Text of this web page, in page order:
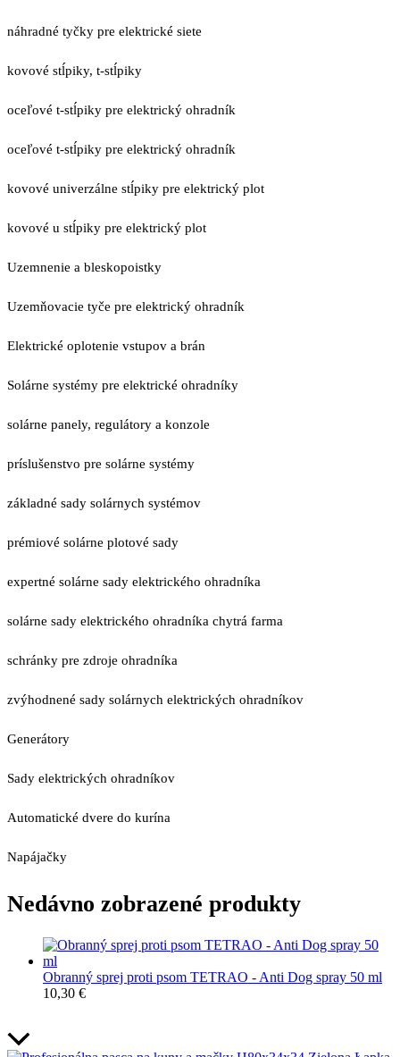
náhradné tyčky pre elektrické siete
kovové stĺpiky, t-stĺpiky
oceľové t-stĺpiky pre elektrický ohradník
oceľové t-stĺpiky pre elektrický ohradník
kovové univerzálne stĺpiky pre elektrický plot
kovové u stĺpiky pre elektrický plot
Uzemnenie a bleskopoistky
Uzemňovacie tyče pre elektrický ohradník
Elektrické oplotenie vstupov a brán
Solárne systémy pre elektrické ohradníky
solárne panely, regulátory a konzole
príslušenstvo pre solárne systémy
základné sady solárnych systémov
prémiové solárne plotové sady
expertné solárne sady elektrického ohradníka
solárne sady elektrického ohradníka chytrá farma
schránky pre zdroje ohradníka
zvýhodnené sady solárnych elektrických ohradníkov
Generátory
Sady elektrických ohradníkov
Automatické dvere do kurína
Napájačky
Nedávno zobrazené produkty
Obranný sprej proti psom TETRAO - Anti Dog spray 50 ml
10,30 €